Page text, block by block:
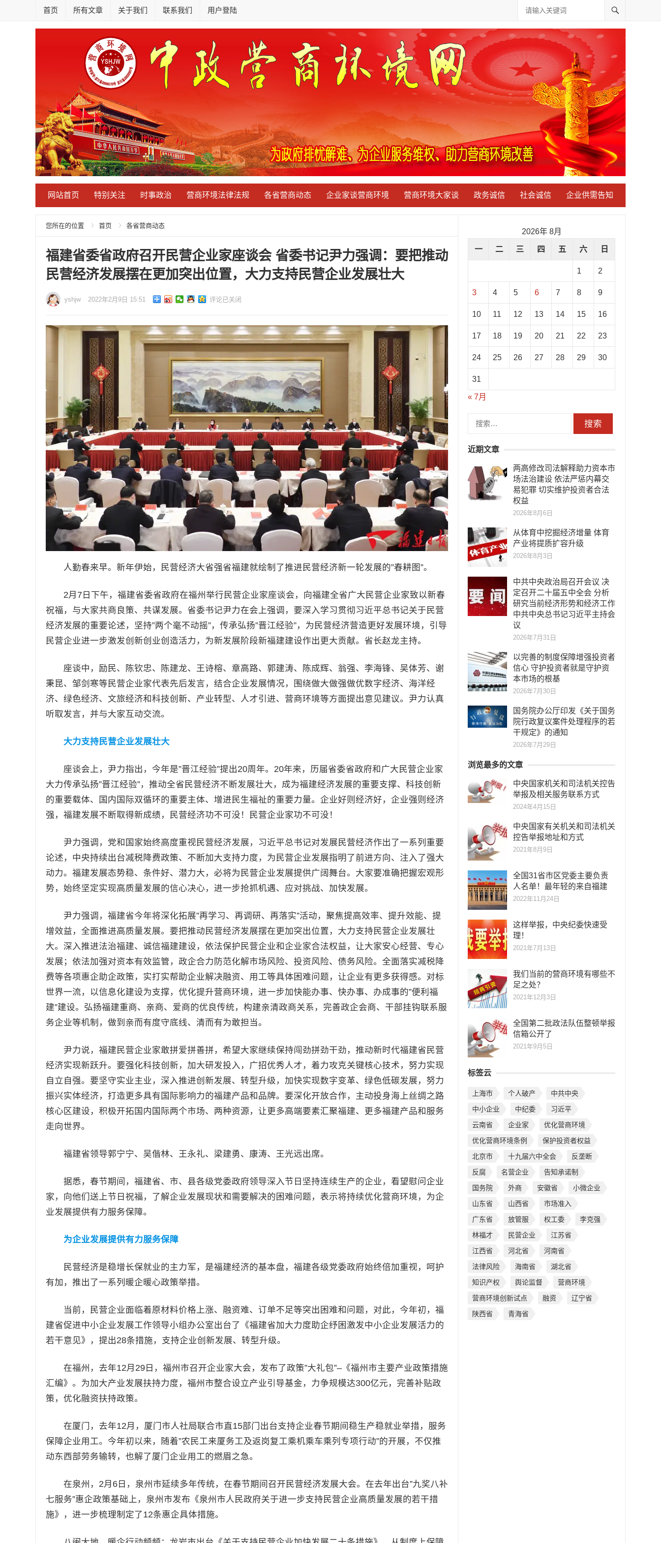
首页 所有文章 关于我们 联系我们 用户登陆
网站首页 特别关注 时事政治 营商环境法律法规 各省营商动态 企业家谈营商环境 营商环境大家谈 政务诚信 社会诚信 企业供需告知
您所在的位置 首页 各省营商动态
福建省委省政府召开民营企业家座谈会 省委书记尹力强调：要把推动
民营经济发展摆在更加突出位置，大力支持民营企业发展壮大
yshjw 2022年2月9日 15:51 评论已关闭
人勤春来早。新年伊始，民营经济大省强省福建就绘制了推进民营经济新一轮发展的”春耕图”。
2月7日下午，福建省委省政府在福州举行民营企业家座谈会，向福建全省广大民营企业家致以新春
祝福，与大家共商良策、共谋发展。省委书记尹力在会上强调，要深入学习贯彻习近平总书记关于民营
经济发展的重要论述，坚持”两个毫不动摇”，传承弘扬”晋江经验”，为民营经济营造更好发展环境，引导
民营企业进一步激发创新创业创造活力，为新发展阶段新福建建设作出更大贡献。省长赵龙主持。
座谈中，励民、陈钦忠、陈建龙、王诗榕、章高路、郭建涛、陈成辉、翁强、李海锋、吴体芳、谢
秉昆、邹剑寒等民营企业家代表先后发言，结合企业发展情况，围绕做大做强做优数字经济、海洋经
济、绿色经济、文旅经济和科技创新、产业转型、人才引进、营商环境等方面提出意见建议。尹力认真
听取发言，并与大家互动交流。
大力支持民营企业发展壮大
座谈会上，尹力指出，今年是”晋江经验”提出20周年。20年来，历届省委省政府和广大民营企业家
大力传承弘扬”晋江经验”，推动全省民营经济不断发展壮大，成为福建经济发展的重要支撑、科技创新
的重要载体、国内国际双循环的重要主体、增进民生福祉的重要力量。企业好则经济好，企业强则经济
强，福建发展不断取得新成绩，民营经济功不可没！民营企业家功不可没！
尹力强调，党和国家始终高度重视民营经济发展，习近平总书记对发展民营经济作出了一系列重要
论述，中央持续出台减税降费政策、不断加大支持力度，为民营企业发展指明了前进方向、注入了强大
动力。福建发展态势稳、条件好、潜力大，必将为民营企业发展提供广阔舞台。大家要准确把握宏观形
势，始终坚定实现高质量发展的信心决心，进一步抢抓机遇、应对挑战、加快发展。
尹力强调，福建省今年将深化拓展”再学习、再调研、再落实”活动，聚焦提高效率、提升效能、提
增效益，全面推进高质量发展。要把推动民营经济发展摆在更加突出位置，大力支持民营企业发展壮
大。深入推进法治福建、诚信福建建设，依法保护民营企业和企业家合法权益，让大家安心经营、专心
发展；依法加强对资本有效监管，政企合力防范化解市场风险、投资风险、债务风险。全面落实减税降
费等各项惠企助企政策，实打实帮助企业解决融资、用工等具体困难问题，让企业有更多获得感。对标
世界一流，以信息化建设为支撑，优化提升营商环境，进一步加快能办事、快办事、办成事的”便利福
建”建设。弘扬福建重商、亲商、爱商的优良传统，构建亲清政商关系，完善政企会商、干部挂钩联系服
务企业等机制，做到亲而有度守底线、清而有为敢担当。
尹力说，福建民营企业家敢拼爱拼善拼，希望大家继续保持闯劲拼劲干劲，推动新时代福建省民营
经济实现新跃升。要强化科技创新，加大研发投入，广招优秀人才，着力攻克关键核心技术，努力实现
自立自强。要坚守实业主业，深入推进创新发展、转型升级，加快实现数字变革、绿色低碳发展，努力
振兴实体经济，打造更多具有国际影响力的福建产品和品牌。要深化开放合作，主动投身海上丝绸之路
核心区建设，积极开拓国内国际两个市场、两种资源，让更多高端要素汇聚福建、更多福建产品和服务
走向世界。
福建省领导郭宁宁、吴偕林、王永礼、梁建勇、康涛、王光远出席。
据悉，春节期间，福建省、市、县各级党委政府领导深入节日坚持连续生产的企业，看望慰问企业
家，向他们送上节日祝福，了解企业发展现状和需要解决的困难问题，表示将持续优化营商环境，为企
业发展提供有力服务保障。
为企业发展提供有力服务保障
民营经济是稳增长保就业的主力军，是福建经济的基本盘，福建各级党委政府始终倍加重视，呵护
有加，推出了一系列暖企暖心政策举措。
当前，民营企业面临着原材料价格上涨、融资难、订单不足等突出困难和问题，对此，今年初，福
建省促进中小企业发展工作领导小组办公室出台了《福建省加大力度助企纾困激发中小企业发展活力的
若干意见》，提出28条措施，支持企业创新发展、转型升级。
在福州，去年12月29日，福州市召开企业家大会，发布了政策”大礼包”–《福州市主要产业政策措施
汇编》。为加大产业发展扶持力度，福州市整合设立产业引导基金，力争规模达300亿元，完善补贴政
策，优化融资扶持政策。
在厦门，去年12月，厦门市人社局联合市直15部门出台支持企业春节期间稳生产稳就业举措，服务
保障企业用工。今年初以来，随着”农民工来厦务工及返岗复工乘机乘车乘列专项行动”的开展，不仅推
动东西部劳务输转，也解了厦门企业用工的燃眉之急。
在泉州，2月6日，泉州市延续多年传统，在春节期间召开民营经济发展大会。在去年出台”九奖八补
七服务”惠企政策基础上，泉州市发布《泉州市人民政府关于进一步支持民营企业高质量发展的若干措
施》，进一步梳理制定了12条惠企具体措施。
2026年 8月
一 二 三 四 五 六 日
1 2
3 4 5 6 7 8 9
10 11 12 13 14 15 16
17 18 19 20 21 22 23
24 25 26 27 28 29 30
31
« 7月
近期文章
两高修改司法解释助力资本市
场法治建设 依法严惩内幕交
易犯罪 切实维护投资者合法
权益
2026年8月6日
从体育中挖掘经济增量 体育
产业将提质扩容升级
2026年8月3日
中共中央政治局召开会议 决
定召开二十届五中全会 分析
研究当前经济形势和经济工作
中共中央总书记习近平主持会
议
2026年7月31日
以完善的制度保障增强投资者
信心 守护投资者就是守护资
本市场的根基
2026年7月30日
国务院办公厅印发《关于国务
院行政复议案件处理程序的若
干规定》的通知
2026年7月29日
浏览最多的文章
中央国家机关和司法机关控告
举报及相关服务联系方式
2024年4月15日
中央国家有关机关和司法机关
控告举报地址和方式
2021年8月9日
全国31省市区党委主要负责
人名单！最年轻的来自福建
2022年11月24日
这样举报，中央纪委快速受
理！
2021年7月13日
我们当前的营商环境有哪些不
足之处？
2021年12月3日
全国第二批政法队伍整顿举报
信箱公开了
2021年9月5日
标签云
上海市 个人破产
中共中央
中小企业
中纪委
习近平
云南省
企业家
优化营商环境
优化营商环境条例
保护投资者权益
北京市
十九届六中全会
反垄断
反腐
名营企业
告知承诺制
国务院
外商 安徽省
小微企业
山东省
山西省
市场准入
广东省
放管服 权工委
李克强
林福才
民营企业
江苏省
江西省
河北省
河南省
法律风险
海南省
湖北省
知识产权
舆论监督
营商环境
营商环境创新试点
融资
辽宁省
陕西省
青海省